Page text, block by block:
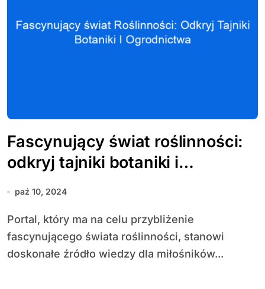
Fascynujący świat roślinności:
odkryj tajniki botaniki i
ogrodnictwa
paź 10, 2024
Portal, który ma na celu przybliżenie
fascynującego świata roślinności, stanowi
doskonałe źródło wiedzy dla miłośników...